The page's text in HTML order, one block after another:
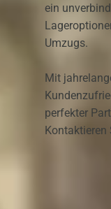
ein
Umzugs.
Mit
perfekter
Kontaktieren